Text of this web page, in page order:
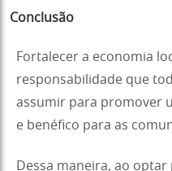
Conclusão
Fortalecer a economia
responsabilidade que
assumir para promover
e benéfico para as
Dessa maneira, ao